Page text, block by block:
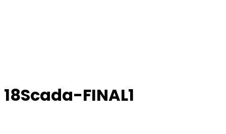
18Scada-FINAL1